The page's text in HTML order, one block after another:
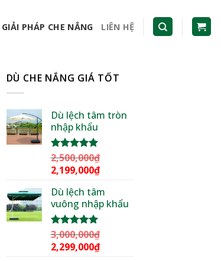
GIẢI PHÁP CHE NẮNG LIÊN HỆ
DÙ CHE NẮNG GIÁ TỐT
Dù lệch tâm tròn
nhập khẩu
Được xếp
hạng5.00
5 sao
2,500,000₫
Giá
là:
2,500,000₫.
2,199,000₫Giá
tại
là:
Dù lệch tâm
vuông nhập khẩu
Được xếp
hạng5.00
5 sao
3,000,000₫
Giá
2,299,000₫Giá